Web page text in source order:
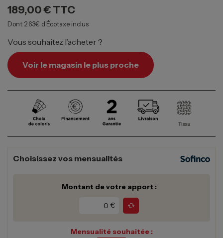
189,00 € TTC
Dont 2.63€ d’Écotaxe inclus
Vous souhaitez l’acheter ?
Voir le magasin le plus proche
Choisissez vos mensualités
Montant de votre apport :
€
Mensualité souhaitée :